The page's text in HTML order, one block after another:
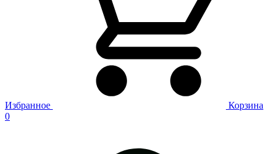
Избранное
Корзина
0